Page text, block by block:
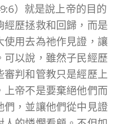
）就是說上帝的目的
歷拯救和回歸，而是
使用去為祂作見證，讓
以說，雖然子民經歷
判和管教只是經歷上
帝不是要棄絕他們而
們，並讓他們從中見證